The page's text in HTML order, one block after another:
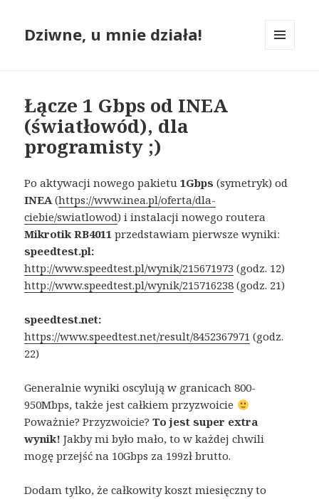
Dziwne, u mnie działa!
Łącze 1 Gbps od INEA
(światłowód), dla
programisty ;)
Po aktywacji nowego pakietu1Gbps (symetryk) od
INEA(https://www.inea.pl/oferta/dla-
ciebie/swiatlowod) i instalacji nowego routera
Mikrotik RB4011 przedstawiam pierwsze wyniki:
speedtest.pl:
http://www.speedtest.pl/wynik/215671973 (godz. 12)
http://www.speedtest.pl/wynik/215716238 (godz. 21)
speedtest.net:
https://www.speedtest.net/result/8452367971 (godz.
22)
Generalnie wyniki oscylują w granicach 800-
950Mbps, także jest całkiem przyzwoicie
Poważnie? Przyzwoicie?To jest super extra
wynik! Jakby mi było mało, to w każdej chwili
mogę przejść na 10Gbps za 199zł brutto.
Dodam tylko, że całkowity koszt miesięczny to